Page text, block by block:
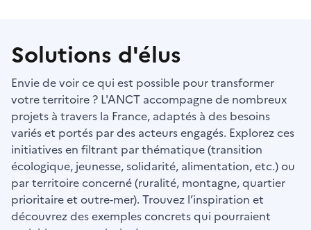
Solutions d'élus
Envie de voir ce qui est possible pour transformer
votre territoire ? L'ANCT accompagne de nombreux
projets à travers la France, adaptés à des besoins
variés et portés par des acteurs engagés. Explorez ces
initiatives en filtrant par thématique (transition
écologique, jeunesse, solidarité, alimentation, etc.) ou
par territoire concerné (ruralité, montagne, quartier
prioritaire et outre-mer). Trouvez l’inspiration et
découvrez des exemples concrets qui pourraient